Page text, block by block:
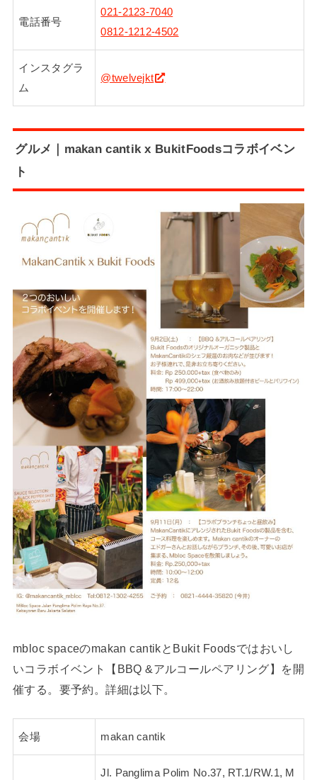
電話番号
021-2123-7040
0812-1212-4502
インスタグラ
ム
@twelvejkt
グルメ｜makan cantik x BukitFoodsコラボイベン
ト
mbloc spaceのmakan cantikとBukit Foodsではおいし
いコラボイベント【BBQ &アルコールペアリング】を開
催する。要予約。詳細は以下。
会場 makan cantik
Jl. Panglima Polim No.37, RT.1/RW.1, M